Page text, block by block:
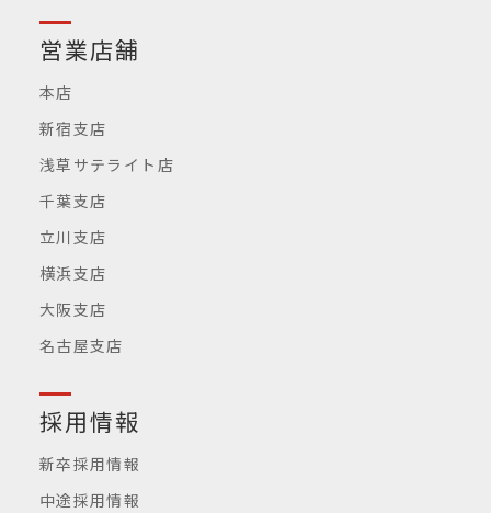
営業店舗
本店
新宿支店
浅草サテライト店
千葉支店
立川支店
横浜支店
大阪支店
名古屋支店
採用情報
新卒採用情報
中途採用情報